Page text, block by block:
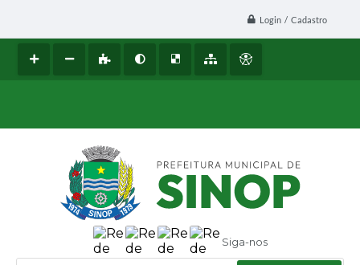
Login / Cadastro
Siga-nos